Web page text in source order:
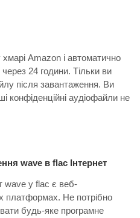
Amazon і автоматично
24 години. Тільки ви
після завантаження. Ви
конфіденційні аудіофайли не
wave в flac Інтернет
wave у flac ​​є веб-
платформах. Не потрібно
будь-яке програмне